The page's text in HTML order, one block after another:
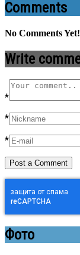
Comments
No Comments Yet!
Write
*
*
*
Фото